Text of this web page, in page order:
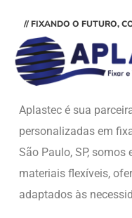
// FIXANDO O FUTURO,
Aplastec é sua
personalizadas em
São Paulo, SP,
materiais flexíveis,
adaptados às